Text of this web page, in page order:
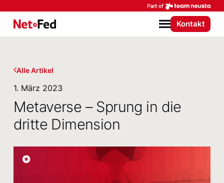
NetFederation GmbH
Menü
Kontakt
Alle Artikel
1. März 2023
Metaverse – Sprung in die
dritte Dimension